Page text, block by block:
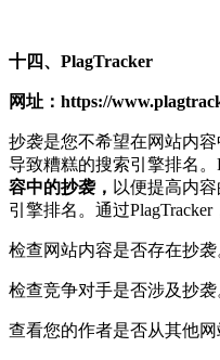
十四、PlagTracker
网址：https://
抄袭是您不希望在网站内
导致糟糕的搜索引擎排名。
容中的抄袭， 以便提高内
引擎排名。通过PlagTracker
检查网站内容是否存在抄袭
检查竞争对手是否涉及抄袭
查看您的作者是否从其他网